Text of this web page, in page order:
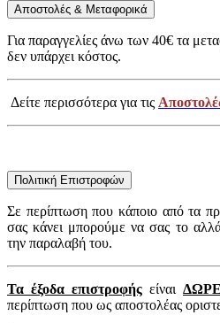
Αποστολές & Μεταφορικά
Για παραγγελίες άνω των 40€ τα
δεν υπάρχει κόστος.
Δείτε περισσότερα για τις
Πολιτική Επιστροφών
Σε περίπτωση που κάποιο από τα
σας κάνει μπορούμε να σας το
την παραλαβή του.
Τα έξοδα επιστροφής είναι
περίπτωση που ως αποστολέας